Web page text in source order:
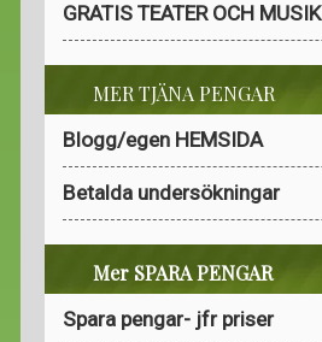
GRATIS TEATER OCH MUSIK
MER TJÄNA PENGAR
Blogg/egen HEMSIDA
Betalda undersökningar
Mer SPARA PENGAR
Spara pengar- jfr priser